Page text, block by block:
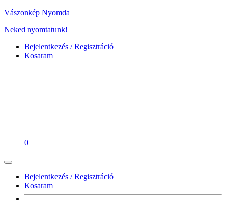
Vászonkép Nyomda
Neked nyomtatunk!
Bejelentkezés / Regisztráció
Kosaram
0
Bejelentkezés / Regisztráció
Kosaram